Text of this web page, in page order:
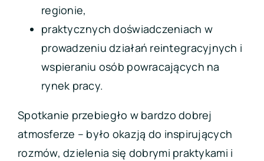
regionie,
praktycznych doświadczeniach w
prowadzeniu działań reintegracyjnych i
wspieraniu osób powracających na
rynek pracy.
Spotkanie przebiegło w bardzo dobrej
atmosferze – było okazją do inspirujących
rozmów, dzielenia się dobrymi praktykami i